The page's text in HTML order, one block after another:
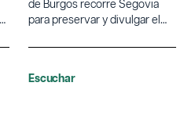
de Burgos recorre Segovia
para preservar y divulgar el
campanas.
Escuchar